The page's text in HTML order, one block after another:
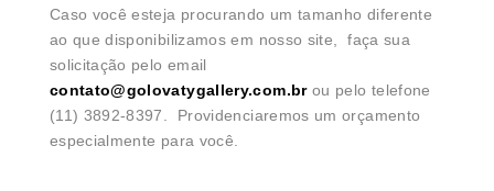
Caso você esteja procurando um tamanho diferente
ao que disponibilizamos em nosso site, faça sua
solicitação pelo email
contato@golovatygallery.com.brou pelo telefone
(11) 3892-8397. Providenciaremos um orçamento
especialmente para você.